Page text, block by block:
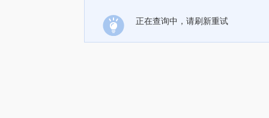
正在查询中，请刷新重试